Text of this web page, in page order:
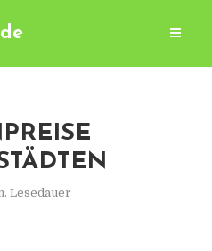
Lesedauer